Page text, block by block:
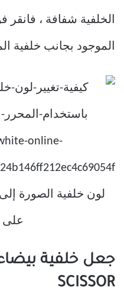
الخلفية شفافة ، فانقر
الموجود بجانب خلفية
SCISSOR